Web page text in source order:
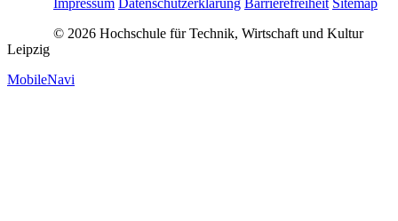
Impressum Datenschutzerklärung Barrierefreiheit Sitemap
© 2026 Hochschule für Technik, Wirtschaft und Kultur
Leipzig
MobileNavi